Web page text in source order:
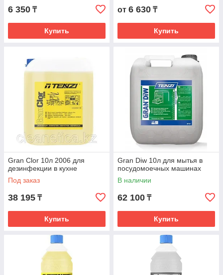
6 350 ₸
Купить
от 6 630 ₸
Купить
Gran Clor 10л 2006 для
дезинфекции в кухне
Под заказ
38 195 ₸
Купить
Gran Diw 10л для мытья в
посудомоечных машинах
В наличии
62 100 ₸
Купить